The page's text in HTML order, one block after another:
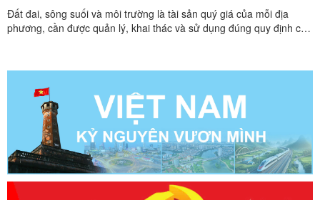
Đất đai, sông suối và môi trường là tài sản quý giá của mỗi địa
phương, cần được quản lý, khai thác và sử dụng đúng quy định của
gia đình, cá nhân tự ý xây dựng nhà ở, ...